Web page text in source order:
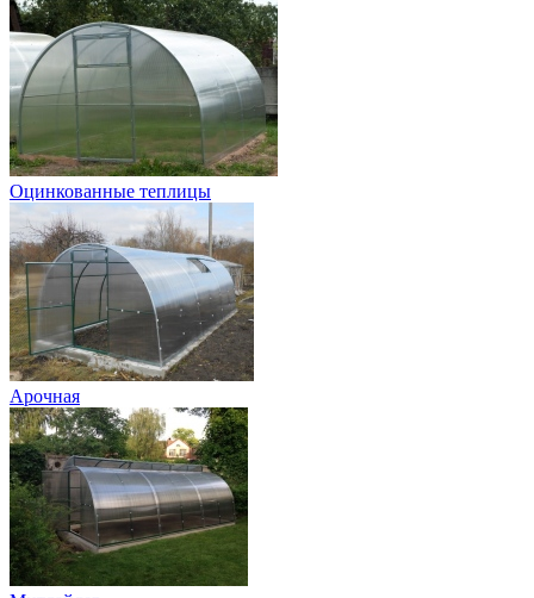
Оцинкованные теплицы
Арочная